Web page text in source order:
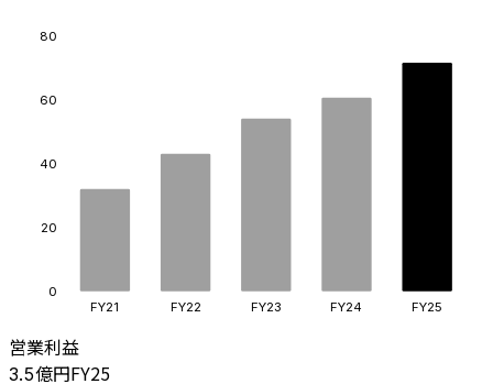
0
20
40
60
80
FY21 FY22 FY23 FY24 FY25
営業利益
3.5億円FY25